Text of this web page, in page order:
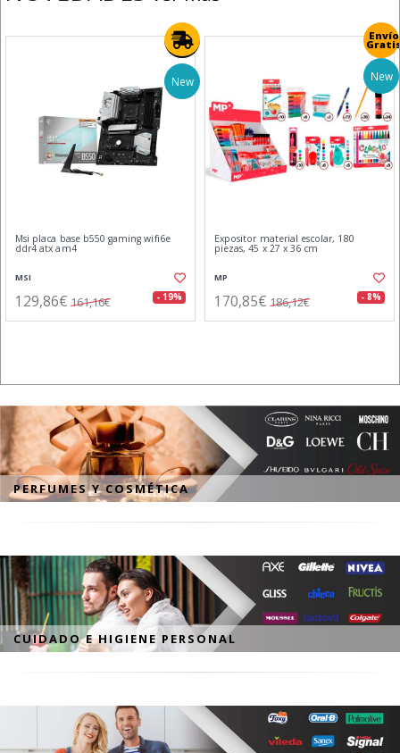
New
Msi placa base b550 gaming wifi6e
ddr4 atx am4
MSI
129,86€ 161,16€ - 19%
Envío
New
Expositor material escolar, 180
piezas, 45 x 27 x 36 cm
MP
170,85€ 186,12€ - 8%
PERFUMES Y COSMÉTICA
CUIDADO E HIGIENE PERSONAL